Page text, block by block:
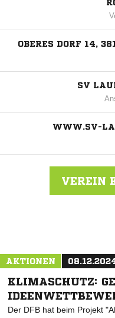
OBERES DORF 14,
SV
WWW.SV-
VEREIN
AKTIONEN
KLIMASCHUTZ:
Der DFB hat beim Projekt